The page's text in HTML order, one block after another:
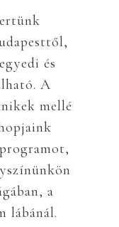
és
A
mellé
a
lábánál.